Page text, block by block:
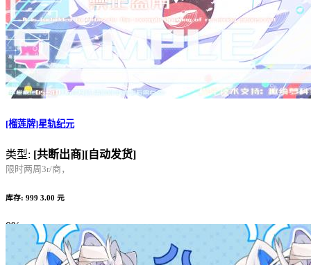
[榴莲牌]星轨纪元
类型: [共断出商][自动发货]
限时两周3r/商，
库存: 999 3.00 元
0%
Complete